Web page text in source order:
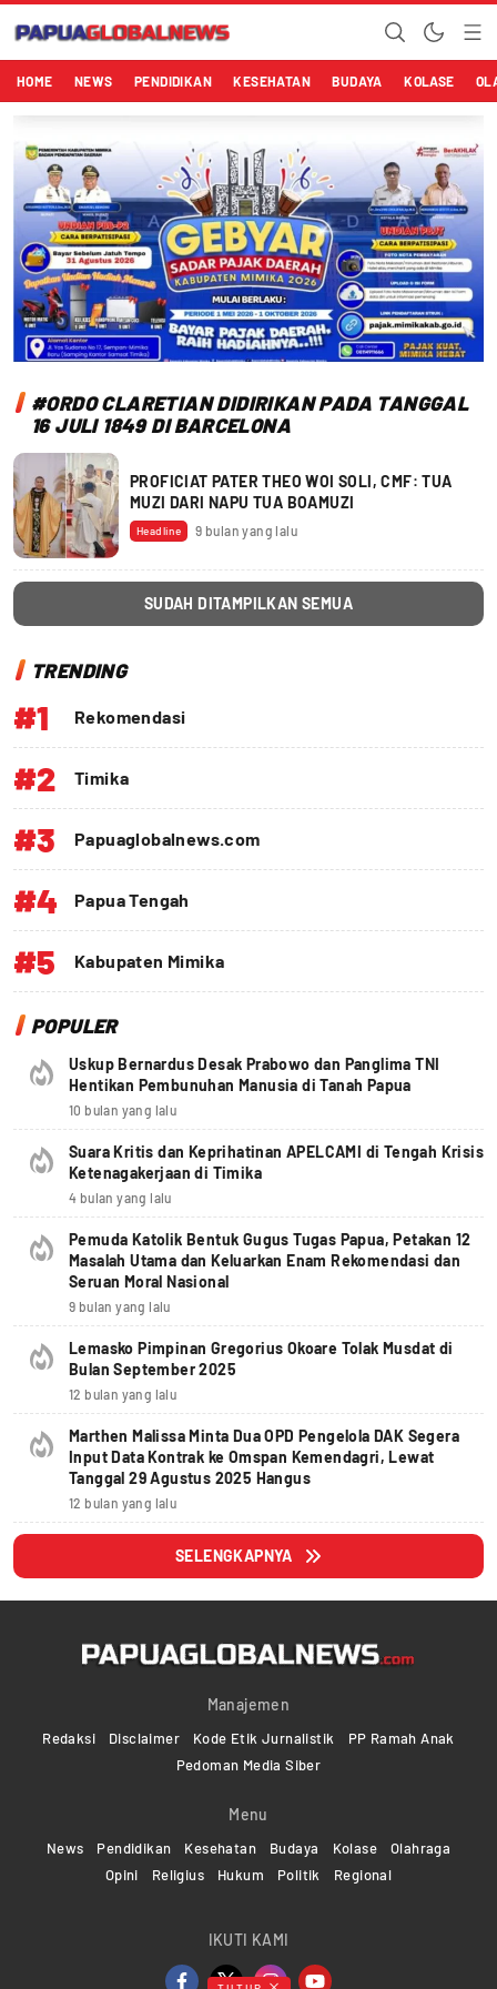
Papuaglobalnews.com
Menulis Fakta dengan Hati Bening
HOME NEWS PENDIDIKAN KESEHATAN BUDAYA KOLASE
#ORDO CLARETIAN DIDIRIKAN PADA TANGGAL
16 JULI 1849 DI BARCELONA
PROFICIAT PATER THEO WOI SOLI, CMF: TUA
MUZI DARI NAPU TUA BOAMUZI
Headline 9 bulan yang lalu
SUDAH DITAMPILKAN SEMUA
TRENDING
#1 Rekomendasi
#2 Timika
#3 Papuaglobalnews.com
#4 Papua Tengah
#5 Kabupaten Mimika
POPULER
Uskup Bernardus Desak Prabowo dan Panglima TNI
Hentikan Pembunuhan Manusia di Tanah Papua
10 bulan yang lalu
Suara Kritis dan Keprihatinan APELCAMI di Tengah Krisis
Ketenagakerjaan di Timika
4 bulan yang lalu
Pemuda Katolik Bentuk Gugus Tugas Papua, Petakan 12
Masalah Utama dan Keluarkan Enam Rekomendasi dan
Seruan Moral Nasional
9 bulan yang lalu
Lemasko Pimpinan Gregorius Okoare Tolak Musdat di
Bulan September 2025
12 bulan yang lalu
Marthen Malissa Minta Dua OPD Pengelola DAK Segera
Input Data Kontrak ke Omspan Kemendagri, Lewat
Tanggal 29 Agustus 2025 Hangus
12 bulan yang lalu
SELENGKAPNYA
Manajemen
Redaksi Disclaimer Kode Etik Jurnalistik
PP Ramah Anak
Pedoman Media Siber
Menu
News Pendidikan Kesehatan Budaya Kolase
Olahraga
Opini
Religius Hukum Politik Regional
IKUTI KAMI